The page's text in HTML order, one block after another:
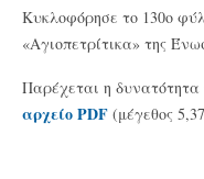
Κυκλοφόρησε το 130ο
«Αγιοπετρίτικα» της
Παρέχεται η
αρχείο PDF (μέγεθος